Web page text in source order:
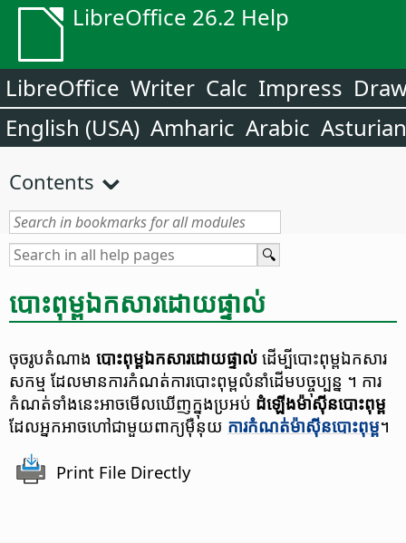
LibreOffice 26.2 Help
LibreOffice Writer Calc Impress
English (USA) Amharic Arabic Asturian
Contents
បោះពុម្ព​ឯកសារ​ដោយ​ផ្ទាល់
ចុច​រូប​តំណាង​ បោះពុម្ព​ឯកសារ​ដោយ​ផ្ទាល់​​ ដើម្បី​បោះពុម្ព​ឯកសារ​
សកម្ម​ ដែល​មាន​ការ​កំណត់ការ​​បោះ​ពុម្ព​លំនាំដើម​បច្ចុប្បន្ន​ ។​ ការ​
កំណត់​ទាំង​នេះ​អាច​មើល​ឃើញ​ក្នុង​ប្រអប់​​ ដំឡើង​ម៉ាស៊ីន​បោះពុម្ព​​
ដែល​អ្នក​អាច​ហៅ​ជាមួយ​​ពាក្យ​ម៉ឺនុយ​ ការ​កំណត់​ម៉ាស៊ីន​បោះពុម្ព​​។
Print File Directly